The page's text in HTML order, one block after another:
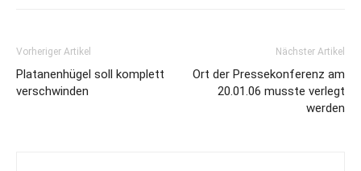
Vorheriger Artikel
Platanenhügel soll komplett
verschwinden
Nächster Artikel
Ort der Pressekonferenz am
20.01.06 musste verlegt
werden